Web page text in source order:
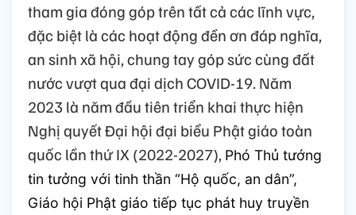
tham gia đóng góp trên tất cả các lĩnh vực,
đặc biệt là các hoạt động đền ơn đáp nghĩa,
an sinh xã hội, chung tay góp sức cùng đất
nước vượt qua đại dịch COVID-19. Năm
2023 là năm đầu tiên triển khai thực hiện
Nghị quyết Đại hội đại biểu Phật giáo toàn
quốc lần thứ IX (2022-2027), Phó Thủ tướng
tin tưởng với tinh thần “Hộ quốc, an dân”,
Giáo hội Phật giáo tiếp tục phát huy truyền